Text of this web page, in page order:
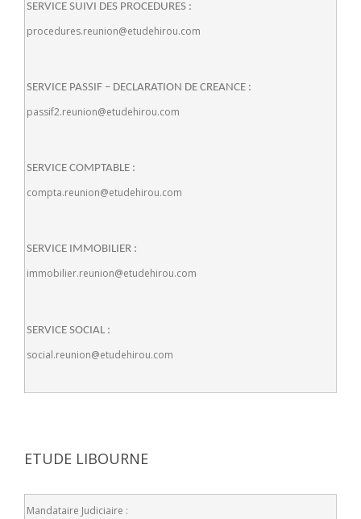
SERVICE SUIVI DES PROCEDURES :
procedures.reunion@etudehirou.com
SERVICE PASSIF – DECLARATION DE CREANCE :
passif2.reunion@etudehirou.com
SERVICE COMPTABLE :
compta.reunion@etudehirou.com
SERVICE IMMOBILIER :
immobilier.reunion@etudehirou.com
SERVICE SOCIAL :
social.reunion@etudehirou.com
ETUDE LIBOURNE
Mandataire Judiciaire :